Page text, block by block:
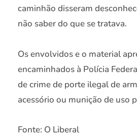
caminhão disseram
não saber do que se tratava.
Os envolvidos e o material
encaminhados à Polícia
de crime de porte ilegal de
acessório ou munição de uso
Fonte: O Liberal